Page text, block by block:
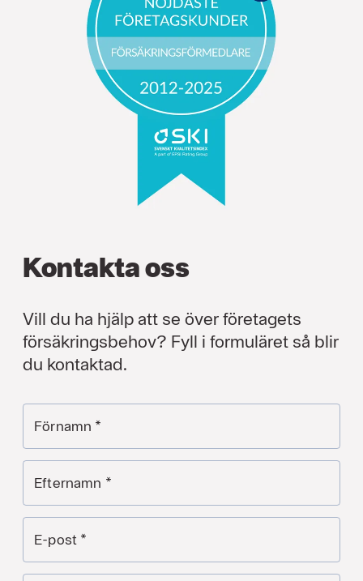
Kontakta oss
Vill du ha hjälp att se över företagets
försäkringsbehov? Fyll i formuläret så blir
du kontaktad.
Förnamn *
Efternamn *
E-post *